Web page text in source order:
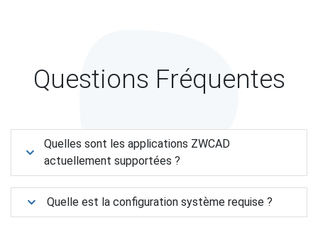
Questions Fréquentes
Quelles sont les applications ZWCAD
actuellement supportées ?
Quelle est la configuration système requise ?